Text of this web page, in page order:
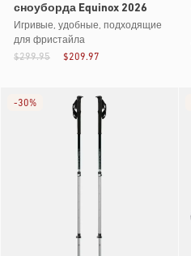
сноуборда Equinox 2026
Игривые, удобные, подходящие
для фристайла
$209.97
$299.95
-30%